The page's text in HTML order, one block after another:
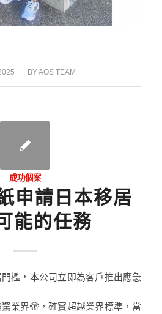
BYAOS TEAM
成功個案
申請日本移居
能的任務
檻，本公司立即為客戶推出應急
業界🫣，確實超越業界標準，當